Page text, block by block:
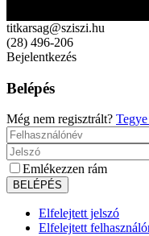
titkarsag@sziszi.hu
(28) 496-206
Bejelentkezés
Belépés
Még nem regisztrált?
Emlékezzen rám
Elfelejtett jelszó
Elfelejtett